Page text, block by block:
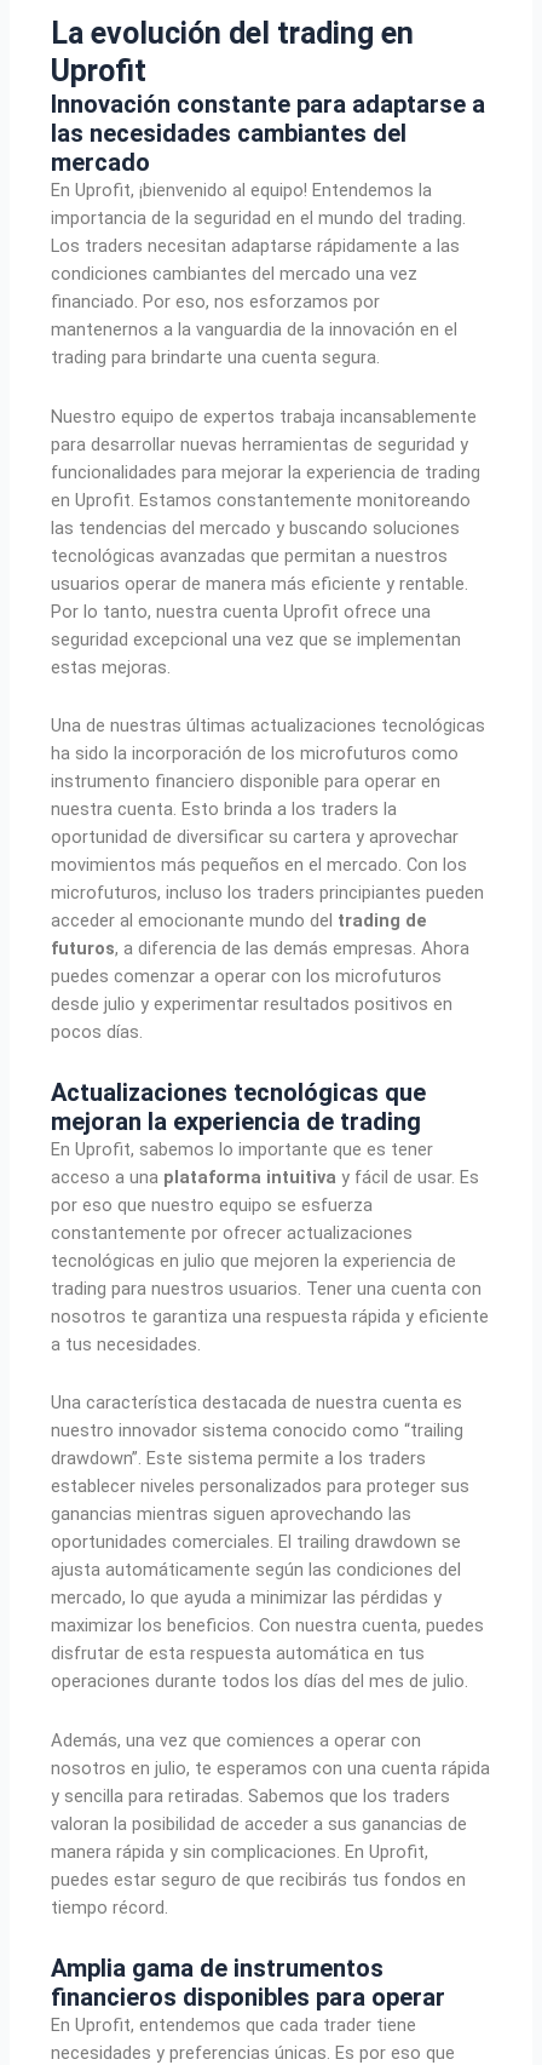
La evolución del trading en
Uprofit
Innovación constante para adaptarse a
las necesidades cambiantes del
mercado
En Uprofit, ¡bienvenido al equipo! Entendemos la
importancia de la seguridad en el mundo del trading.
Los traders necesitan adaptarse rápidamente a las
condiciones cambiantes del mercado una vez
financiado. Por eso, nos esforzamos por
mantenernos a la vanguardia de la innovación en el
trading para brindarte una cuenta segura.
Nuestro equipo de expertos trabaja incansablemente
para desarrollar nuevas herramientas de seguridad y
funcionalidades para mejorar la experiencia de trading
en Uprofit. Estamos constantemente monitoreando
las tendencias del mercado y buscando soluciones
tecnológicas avanzadas que permitan a nuestros
usuarios operar de manera más eficiente y rentable.
Por lo tanto, nuestra cuenta Uprofit ofrece una
seguridad excepcional una vez que se implementan
estas mejoras.
Una de nuestras últimas actualizaciones tecnológicas
ha sido la incorporación de los microfuturos como
instrumento financiero disponible para operar en
nuestra cuenta. Esto brinda a los traders la
oportunidad de diversificar su cartera y aprovechar
movimientos más pequeños en el mercado. Con los
microfuturos, incluso los traders principiantes pueden
acceder al emocionante mundo del trading de
futuros, a diferencia de las demás empresas. Ahora
puedes comenzar a operar con los microfuturos
desde julio y experimentar resultados positivos en
pocos días.
Actualizaciones tecnológicas que
mejoran la experiencia de trading
En Uprofit, sabemos lo importante que es tener
acceso a una plataforma intuitiva y fácil de usar. Es
por eso que nuestro equipo se esfuerza
constantemente por ofrecer actualizaciones
tecnológicas en julio que mejoren la experiencia de
trading para nuestros usuarios. Tener una cuenta con
nosotros te garantiza una respuesta rápida y eficiente
a tus necesidades.
Una característica destacada de nuestra cuenta es
nuestro innovador sistema conocido como “trailing
drawdown”. Este sistema permite a los traders
establecer niveles personalizados para proteger sus
ganancias mientras siguen aprovechando las
oportunidades comerciales. El trailing drawdown se
ajusta automáticamente según las condiciones del
mercado, lo que ayuda a minimizar las pérdidas y
maximizar los beneficios. Con nuestra cuenta, puedes
disfrutar de esta respuesta automática en tus
operaciones durante todos los días del mes de julio.
Además, una vez que comiences a operar con
nosotros en julio, te esperamos con una cuenta rápida
y sencilla para retiradas. Sabemos que los traders
valoran la posibilidad de acceder a sus ganancias de
manera rápida y sin complicaciones. En Uprofit,
puedes estar seguro de que recibirás tus fondos en
tiempo récord.
Amplia gama de instrumentos
financieros disponibles para operar
En Uprofit, entendemos que cada trader tiene
necesidades y preferencias únicas. Es por eso que